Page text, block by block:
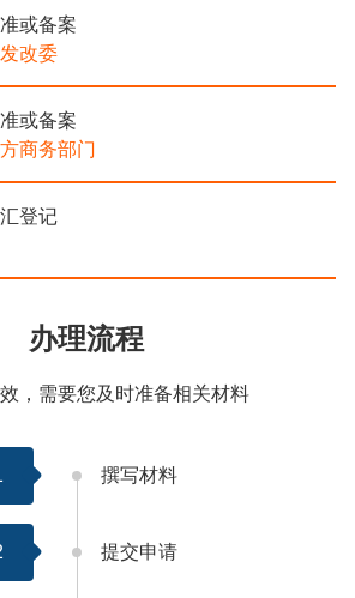
或备案
改委
或备案
商务部门
登记
办理流程
，需要您及时准备相关材料
撰写材料
提交申请